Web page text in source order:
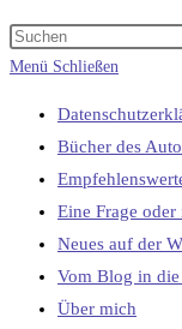
umschalten
Menü Schließen
Bücher des
Eine Frage
Neues auf der
Vom Blog in die
Über mich